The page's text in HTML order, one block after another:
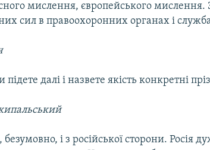
мислення, європейського мислення.
сил в правоохоронних органах і
далі і назвете якість конкретні
і з російської сторони. Росія